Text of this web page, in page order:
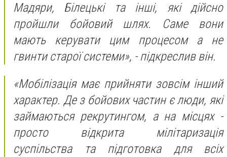
Мадяри, Білецькі та інші, які дійсно
пройшли бойовий шлях. Саме вони
мають керувати цим процесом а не
гвинти старої системи», - підкреслив він.
«Мобілізація має прийняти зовсім інший
характер. Де з бойових частин є люди, які
займаються рекрутингом, а на місцях -
просто відкрита мілітаризація
суспільства та підготовка для всіх